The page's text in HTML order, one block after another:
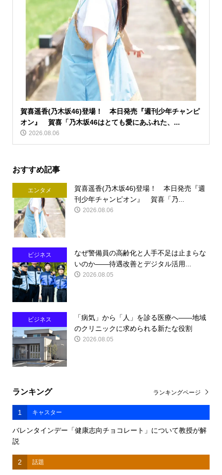
賀喜遥香(乃木坂46)登場！ 本日発売『週刊少年チャンピ
オン』 賀喜「乃木坂46はとても愛にあふれた、...
2026.08.06
おすすめ記事
エンタメ
賀喜遥香(乃木坂46)登場！ 本日発売『週
刊少年チャンピオン』 賀喜「乃...
2026.08.06
ビジネス
なぜ警備員の高齢化と人手不足は止まらな
いのか――待遇改善とデジタル活用...
2026.08.05
ビジネス
「病気」から「人」を診る医療へ――地域
のクリニックに求められる新たな役割
2026.08.05
ランキング
1 キャスター
バレンタインデー「健康志向チョコレート」について教授が解
説
2 話題
ランキングページ